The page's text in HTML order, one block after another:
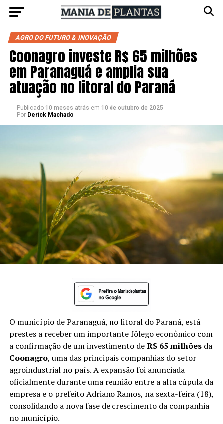
AGRO DO FUTURO & INOVAÇÃO
Coonagro investe R$ 65 milhões
em Paranaguá e amplia sua
atuação no litoral do Paraná
Publicado 10 meses atrás em 10 de outubro de 2025
Por Derick Machado
O município de Paranaguá, no litoral do Paraná, está
prestes a receber um importante fôlego econômico com
a confirmação de um investimento deR$ 65 milhõesda
Coonagro, uma das principais companhias do setor
agroindustrial no país. A expansão foi anunciada
oficialmente durante uma reunião entre a alta cúpula da
empresa e o prefeito Adriano Ramos, na sexta-feira (18),
consolidando a nova fase de crescimento da companhia
no município.